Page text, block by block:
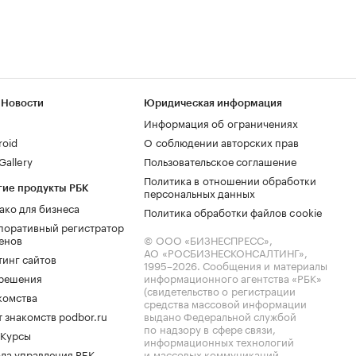
продукты РБК
для бизнеса
регистратор
сайтов
знакомств podbor.ru
Юридическая информация
Информация об ограничениях
О соблюдении авторских прав
Пользовательское соглашение
Политика в отношении обработки
персональных данных
Политика обработки файлов cookie
© ООО «БИЗНЕСПРЕСС»,
АО «РОСБИЗНЕСКОНСАЛТИНГ»,
1995–2026. Сообщения и материалы
информационного агентства «РБК»
(свидетельство о регистрации
средства массовой информации
выдано Федеральной службой
по надзору в сфере связи,
информационных технологий